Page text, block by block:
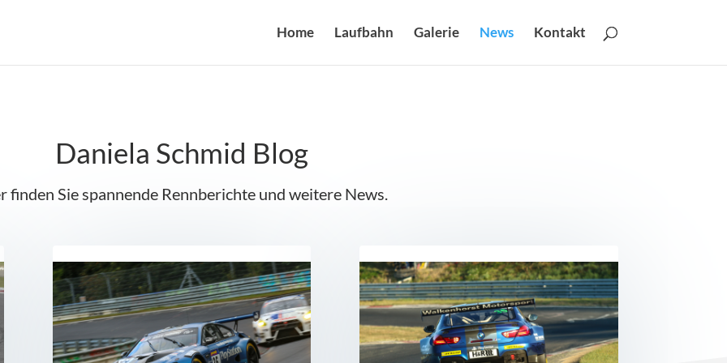
Home Laufbahn Galerie News Kontakt
Daniela Schmid Blog
finden Sie spannende Rennberichte und weitere News.